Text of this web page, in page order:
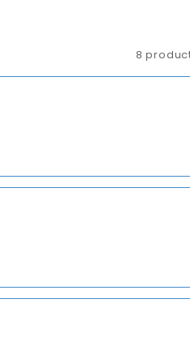
8